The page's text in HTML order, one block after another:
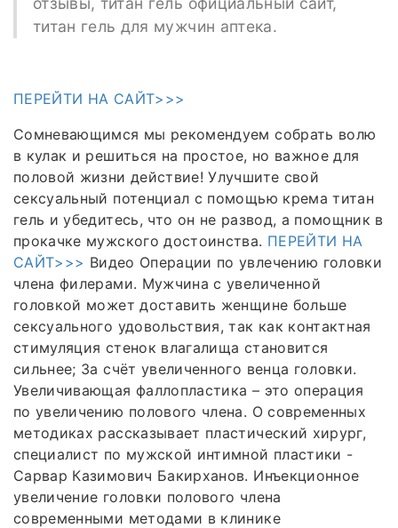
титан гель для мужчин аптека.
ПЕРЕЙТИ НА САЙТ>>>
Сомневающимся мы рекомендуем собрать волю
в кулак и решиться на простое, но важное для
половой жизни действие! Улучшите свой
сексуальный потенциал с помощью крема титан
гель и убедитесь, что он не развод, а помощник в
прокачке мужского достоинства. ПЕРЕЙТИ НА
САЙТ>>> Видео Операции по увлечению головки
члена филерами. Мужчина с увеличенной
головкой может доставить женщине больше
сексуального удовольствия, так как контактная
стимуляция стенок влагалища становится
сильнее; За счёт увеличенного венца головки.
Увеличивающая фаллопластика – это операция
по увеличению полового члена. О современных
методиках рассказывает пластический хирург,
специалист по мужской интимной пластики -
Сарвар Казимович Бакирханов. Инъекционное
увеличение головки полового члена
современными методами в клинике